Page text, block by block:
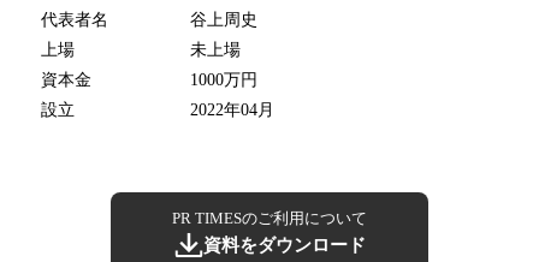
代表者名
谷上周史
上場
未上場
資本金
1000万円
設立
2022年04月
PR TIMESのご利用について
資料をダウンロード